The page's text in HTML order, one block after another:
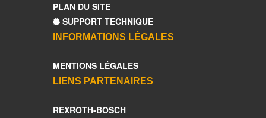
PLAN DU SITE
SUPPORT TECHNIQUE
INFORMATIONS LÉGALES
MENTIONS LÉGALES
LIENS PARTENAIRES
REXROTH-BOSCH